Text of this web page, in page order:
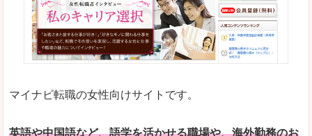
悪いところ
TOPページからこだわりや条件などをクイックに
はじめての転職や、転職活動において不安や心配
自分でうまく仕事を探せなくても、会員登録をす
マイナビ転職の女性向けサイトです。
英語や中国語など、語学を活かせる職場や、海外勤務のお